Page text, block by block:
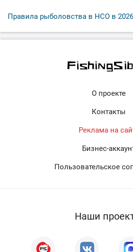
Правила рыболовства в НСО в 2026
О проекте
Контакты
Реклама на
Бизнес-
Пользовательское
Наши